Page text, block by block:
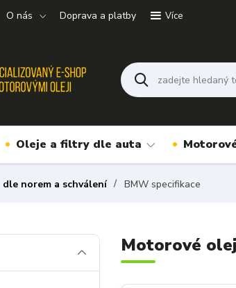
O nás Doprava a platby Více
Oleje a filtry dle auta
dle norem a schválení BMW specifikace
Motorové